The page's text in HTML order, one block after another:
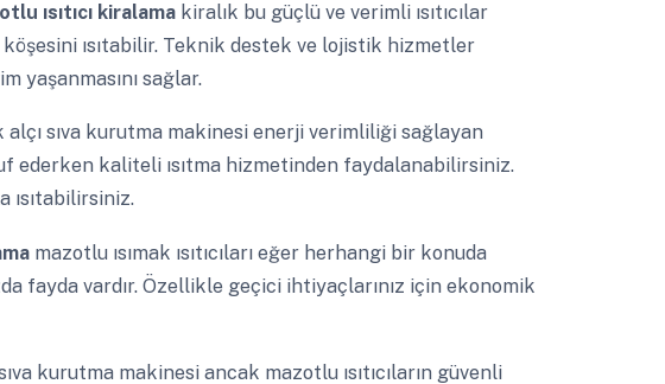
ısıtıcı kiralama kiralık bu güçlü ve verimli ısıtıcılar
ısıtabilir. Teknik destek ve lojistik hizmetler
yaşanmasını sağlar.
alçı sıva kurutma makinesi enerji verimliliği sağlayan
ederken kaliteli ısıtma hizmetinden faydalanabilirsiniz.
ısıtabilirsiniz.
mazotlu ısımak ısıtıcıları eğer herhangi bir konuda
fayda vardır. Özellikle geçici ihtiyaçlarınız için ekonomik
kurutma makinesi ancak mazotlu ısıtıcıların güvenli